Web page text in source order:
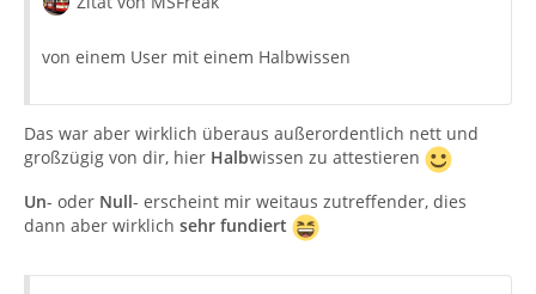
von einem User mit einem Halbwissen
Das war aber wirklich überaus außerordentlich nett und
großzügig von dir, hier Halbwissen zu attestieren
Un- oder Null- erscheint mir weitaus zutreffender, dies
dann aber wirklich sehr fundiert